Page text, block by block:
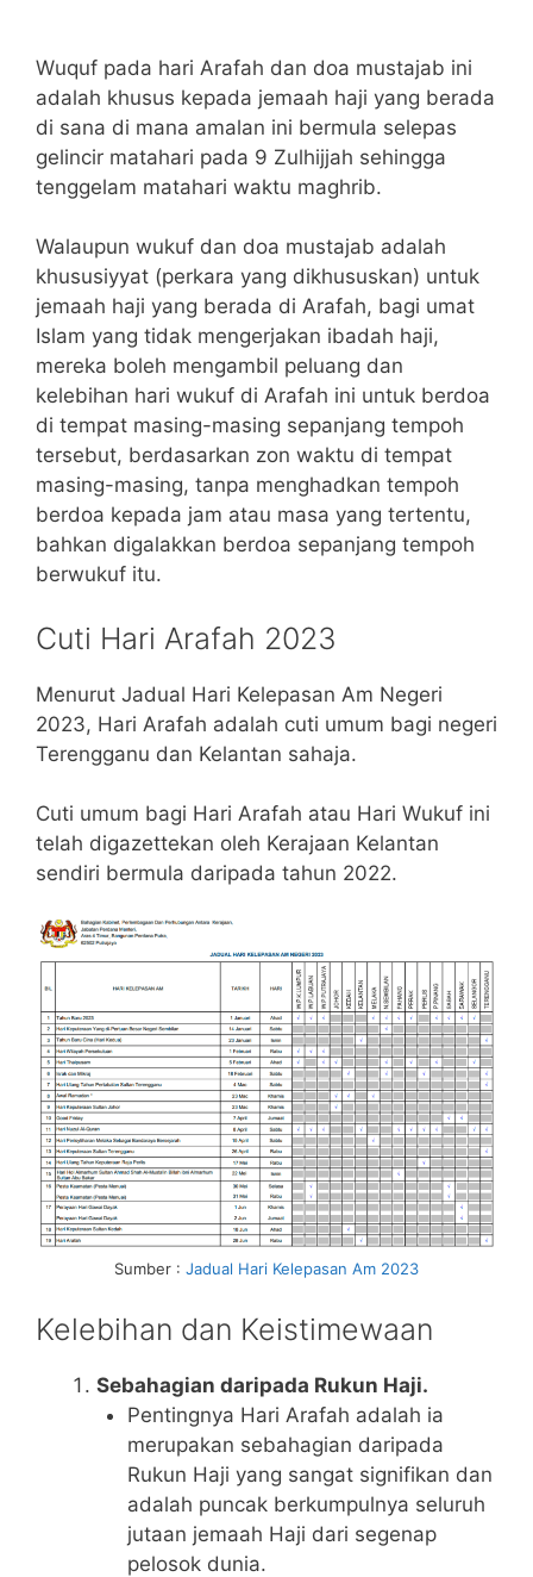
Wuquf pada hari Arafah dan doa mustajab ini
adalah khusus kepada jemaah haji yang berada
di sana di mana amalan ini bermula selepas
gelincir matahari pada 9 Zulhijjah sehingga
tenggelam matahari waktu maghrib.
Walaupun wukuf dan doa mustajab adalah
khususiyyat (perkara yang dikhususkan) untuk
jemaah haji yang berada di Arafah, bagi umat
Islam yang tidak mengerjakan ibadah haji,
mereka boleh mengambil peluang dan
kelebihan hari wukuf di Arafah ini untuk berdoa
di tempat masing-masing sepanjang tempoh
tersebut, berdasarkan zon waktu di tempat
masing-masing, tanpa menghadkan tempoh
berdoa kepada jam atau masa yang tertentu,
bahkan digalakkan berdoa sepanjang tempoh
berwukuf itu.
Cuti Hari Arafah 2023
Menurut Jadual Hari Kelepasan Am Negeri
2023, Hari Arafah adalah cuti umum bagi negeri
Terengganu dan Kelantan sahaja.
Cuti umum bagi Hari Arafah atau Hari Wukuf ini
telah digazettekan oleh Kerajaan Kelantan
sendiri bermula daripada tahun 2022.
Sumber : Jadual Hari Kelepasan Am 2023
Kelebihan dan Keistimewaan
Sebahagian daripada Rukun Haji.
Pentingnya Hari Arafah adalah ia
merupakan sebahagian daripada
Rukun Haji yang sangat signifikan dan
adalah puncak berkumpulnya seluruh
jutaan jemaah Haji dari segenap
pelosok dunia.